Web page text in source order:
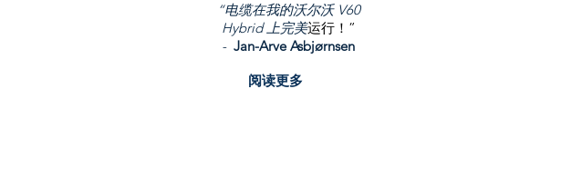
“电缆在我的沃尔沃 V60
Hybrid 上完美运行！”
- Jan-Arve Asbjørnsen
阅读更多